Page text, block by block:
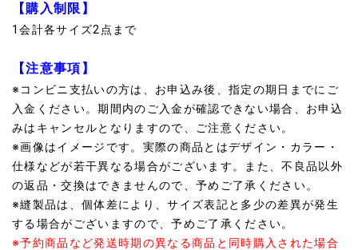
【購入制限】
1会計各サイズ2点まで
【注意事項】
※コンビニ支払いの方は、お申込み後、指定の期日までにご
入金ください。期間内のご入金が確認できない場合、お申込
みはキャンセルとなりますので、ご注意ください。
※画像はイメージです。実際の商品とはデザイン・カラー・
仕様などが若干異なる場合がございます。また、不良品以外
の返品・交換はできませんので、予めご了承ください。
※縫製品は、個体差により、サイズ表記と多少の差異が発生
する場合がございますので、予めご了承ください。
※予約商品など発送時期の異なる商品と同時購入された場合